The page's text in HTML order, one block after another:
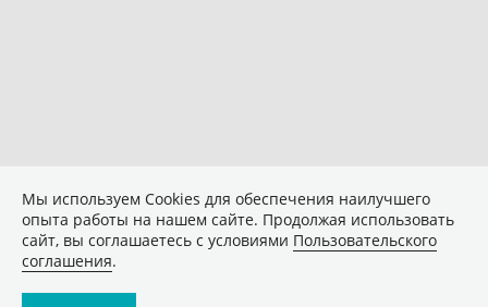
Мы используем Сookies для обеспечения наилучшего
опыта работы на нашем сайте. Продолжая использовать
сайт, вы соглашаетесь с условиями Пользовательского
соглашения.